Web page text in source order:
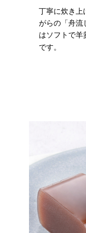
丁寧に炊き上
がらの「舟流
はソフトで羊
です。